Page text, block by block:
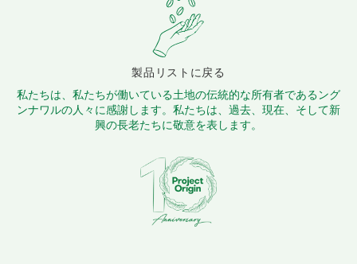
製品リストに戻る
私たちは、私たちが働いている土地の伝統的な所有者であるング
ンナワルの人々に感謝します。私たちは、過去、現在、そして新
興の長老たちに敬意を表します。